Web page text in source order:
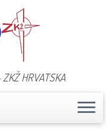
HRVATSKA